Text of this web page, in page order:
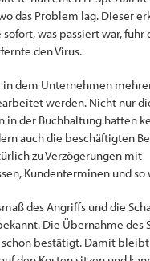
das Problem lag. Dieser
was passiert war, fuhr
den Virus.
dem Unternehmen
werden. Nicht nur
in der Buchhaltung hatten
auch die beschäftigten
zu Verzögerungen mit
Kundenterminen und
des Angriffs und die
Die Übernahme des
bestätigt. Damit